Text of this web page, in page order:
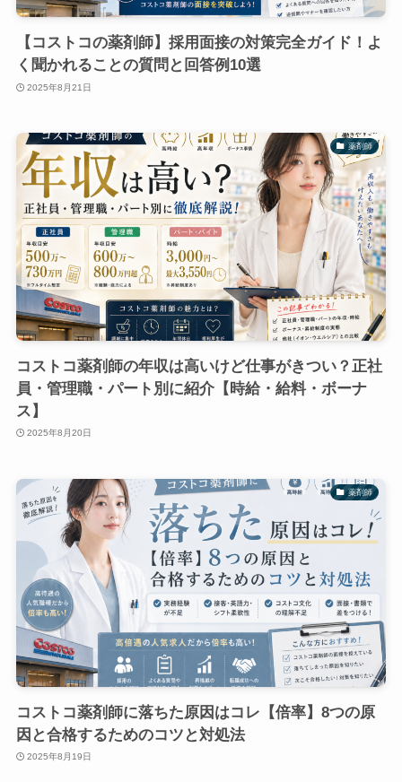
【コストコの薬剤師】採用面接の対策完全ガイド！よ
く聞かれることの質問と回答例10選
2025年8月21日
薬剤師
コストコ薬剤師の年収は高いけど仕事がきつい？正社
員・管理職・パート別に紹介【時給・給料・ボーナ
ス】
2025年8月20日
薬剤師
コストコ薬剤師に落ちた原因はコレ【倍率】8つの原
因と合格するためのコツと対処法
2025年8月19日